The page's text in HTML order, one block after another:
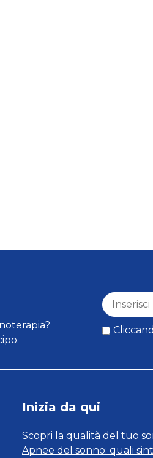
Inizia da qui
Scopri la qualità del tuo
Apnee del sonno: quali